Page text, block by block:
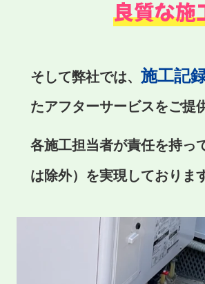
良質な施
そして弊社では、 施工記
たアフターサービスをご提
各施工担当者が責任を持っ
は除外）を実現しておりま